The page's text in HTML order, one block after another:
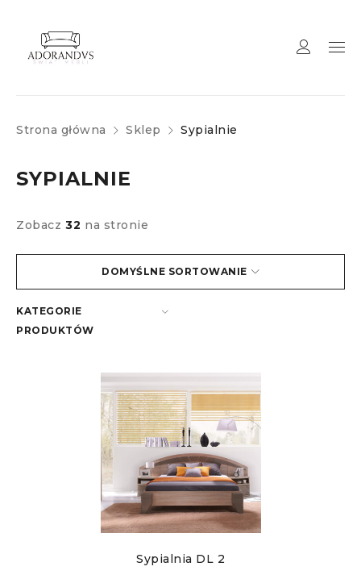
Strona główna Sklep Sypialnie
SYPIALNIE
DOMYŚLNE SORTOWANIE
Zobacz 32 na stronie
KATEGORIE
PRODUKTÓW
Sypialnia DL 2